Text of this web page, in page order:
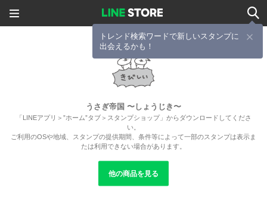
トレンド検索ワードで新しいスタンプに
出会えるかも！
うさぎ帝国 〜しょうじき〜
「LINEアプリ＞”ホーム”タブ＞スタンプショップ」からダウンロードしてくださ
い。
ご利用のOSや地域、スタンプの提供期間、条件等によって一部のスタンプは表示ま
たは利用できない場合があります。
他の商品を見る